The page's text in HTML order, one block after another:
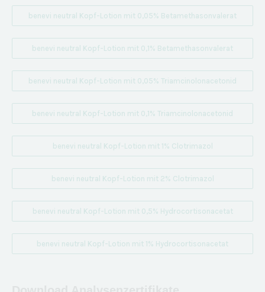
benevi neutral Kopf-Lotion mit 0,05% Betamethasonvalerat
benevi neutral Kopf-Lotion mit 0,1% Betamethasonvalerat
benevi neutral Kopf-Lotion mit 0,05% Triamcinolonacetonid
benevi neutral Kopf-Lotion mit 0,1% Triamcinolonacetonid
benevi neutral Kopf-Lotion mit 1% Clotrimazol
benevi neutral Kopf-Lotion mit 2% Clotrimazol
benevi neutral Kopf-Lotion mit 0,5% Hydrocortisonacetat
benevi neutral Kopf-Lotion mit 1% Hydrocortisonacetat